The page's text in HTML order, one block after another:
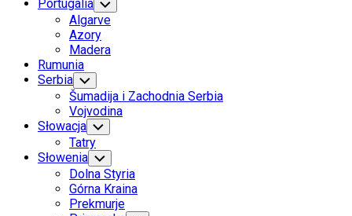
Portugalia Toggle
Child
Menu
Algarve
Azory
Madera
Rumunia
Serbia Toggle
Child
Menu
Šumadija i Zachodnia Serbia
Vojvodina
Słowacja Toggle
Child
Menu
Tatry
Current
Page
Parent
Słowenia Toggle
Child
Menu
Dolna Styria
Górna Kraina
Prekmurje